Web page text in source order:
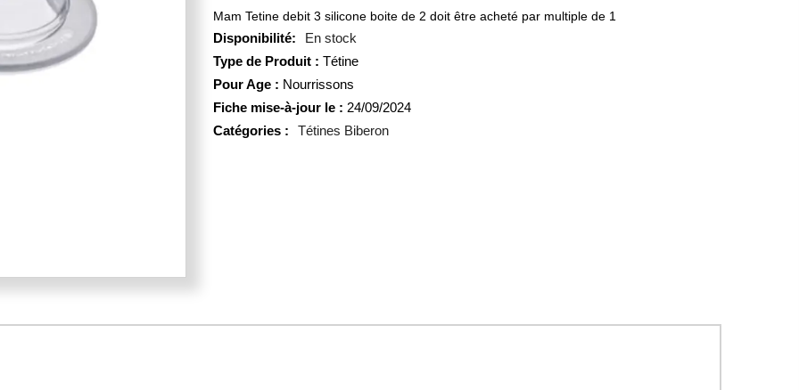
Mam Tetine debit 3 silicone boite de 2 doit être acheté par multiple de 1
En stock
Type de Produit : Tétine
Pour Age : Nourrissons
Fiche mise-à-jour le : 24/09/2024
Catégories :
Tétines Biberon